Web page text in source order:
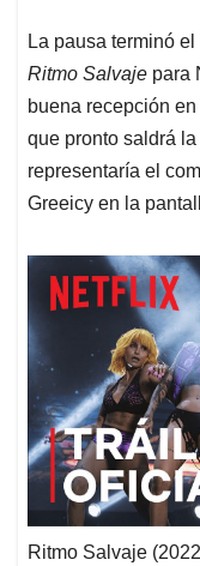
La pausa terminó
Ritmo Salvaje para
buena recepción
que pronto saldrá
representaría el
Greeicy en la
Ritmo Salvaje